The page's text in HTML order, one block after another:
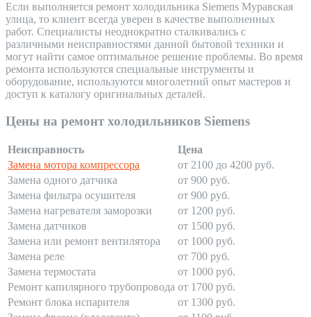
Если выполняется ремонт холодильника Siemens Муравская
улица, то клиент всегда уверен в качестве выполненных
работ. Специалисты неоднократно сталкивались с
различными неисправностями данной бытовой техники и
могут найти самое оптимальное решение проблемы. Во время
ремонта используются специальные инструменты и
оборудование, используются многолетний опыт мастеров и
доступ к каталогу оригинальных деталей.
Цены на ремонт холодильников Siemens
Неисправность
Цена
Замена мотора компрессора
от 2100 до 4200 руб.
Замена одного датчика
от 900 руб.
Замена фильтра осушителя
от 900 руб.
Замена нагревателя заморозки
от 1200 руб.
Замена датчиков
от 1500 руб.
Замена или ремонт вентилятора
от 1000 руб.
Замена реле
от 700 руб.
Замена термостата
от 1000 руб.
Ремонт капилярного трубопровода от 1700 руб.
Ремонт блока испарителя
от 1300 руб.